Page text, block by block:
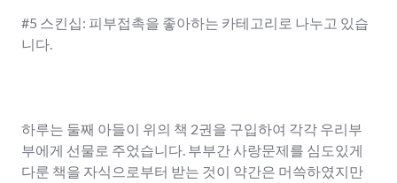
#5 스킨십: 피부접촉을 좋아하는 카테고리로 나누고 있습
니다.
하루는 둘째 아들이 위의 책 2권을 구입하여 각각 우리부
부에게 선물로 주었습니다. 부부간 사랑문제를 심도있게
다룬 책을 자식으로부터 받는 것이 약간은 머쓱하였지만